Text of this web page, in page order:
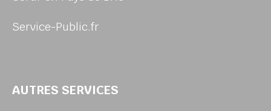
Service-Public.fr
AUTRES SERVICES